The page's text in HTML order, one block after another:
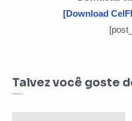
[Download
Talvez você goste